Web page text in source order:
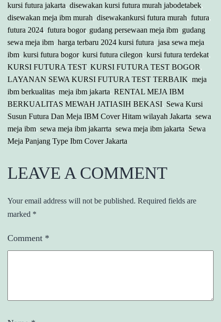
kursi futura jakarta, disewakan kursi futura murah jabodetabek,
disewakan meja ibm murah, disewakankursi futura murah, futura,
futura 2024, futura bogor, gudang persewaan meja ibm, gudang
sewa meja ibm, harga terbaru 2024 kursi futura, jasa sewa meja
ibm, kursi futura bogor, kursi futura cilegon, kursi futura terdekat,
KURSI FUTURA TEST, KURSI FUTURA TEST BOGOR,
LAYANAN SEWA KURSI FUTURA TEST TERBAIK, meja
ibm berkualitas, meja ibm jakarta, RENTAL MEJA IBM
BERKUALITAS MEWAH JATIASIH BEKASI, Sewa Kursi
Susun Futura Dan Meja IBM Cover Hitam wilayah Jakarta, sewa
meja ibm, sewa meja ibm jakarrta, sewa meja ibm jakarta, Sewa
Meja Panjang Type Ibm Cover Jakarta
LEAVE A COMMENT
Your email address will not be published. Required fields are
marked *
Comment *